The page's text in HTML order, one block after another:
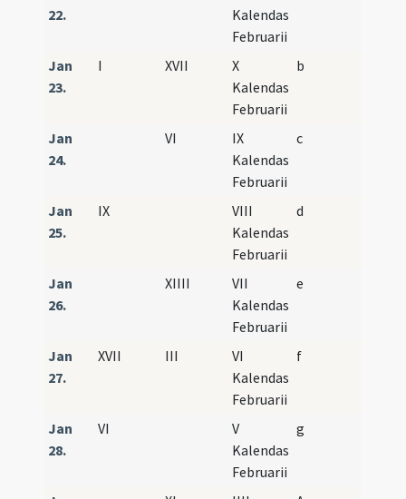
22.
Kalendas
Februarii
Jan
23.
I XVII
X
Kalendas
Februarii
b
Jan
24.
VI
IX
Kalendas
Februarii
c
Jan
25.
IX
VIII
Kalendas
Februarii
d
Jan
26.
XIIII
VII
Kalendas
Februarii
e
Jan
27.
XVII III
VI
Kalendas
Februarii
f
Jan
28.
VI
V
Kalendas
Februarii
g